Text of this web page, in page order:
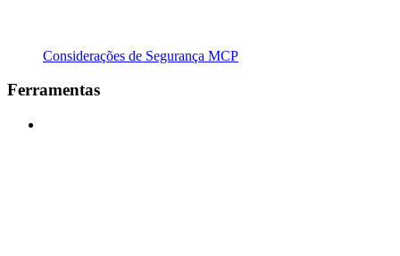
Considerações de Segurança MCP
Ferramentas